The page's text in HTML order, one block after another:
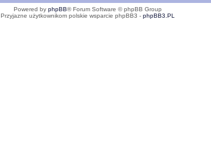
Powered by phpBB® Forum Software © phpBB Group
Przyjazne użytkownikom polskie wsparcie phpBB3 - phpBB3.PL